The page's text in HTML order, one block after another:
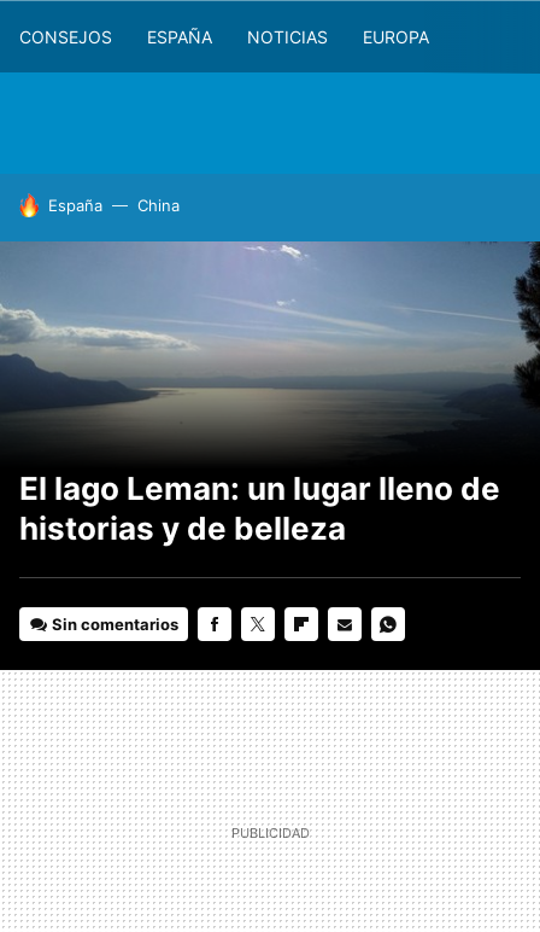
CONSEJOS ESPAÑA NOTICIAS EUROPA
HOY SE HABLA DE
España China
El lago Leman: un lugar lleno de
historias y de belleza
Sin comentarios
MAIL